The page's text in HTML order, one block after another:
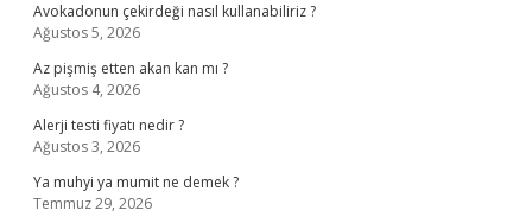
Avokadonun çekirdeği nasıl kullanabiliriz ?
Ağustos 5, 2026
Az pişmiş etten akan kan mı ?
Ağustos 4, 2026
Alerji testi fiyatı nedir ?
Ağustos 3, 2026
Ya muhyi ya mumit ne demek ?
Temmuz 29, 2026